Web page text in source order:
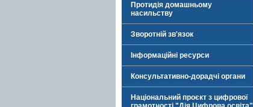
Протидія домашньому
насильству
Зворотній зв'язок
Інформаційні ресурси
Консультативно-дорадчі органи
Національний проєкт з цифрової